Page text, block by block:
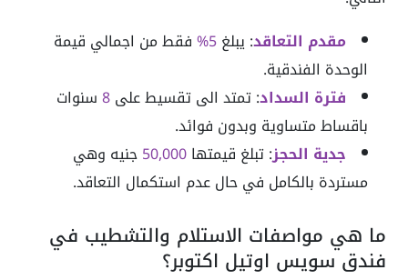
مقدم التعاقد: يبلغ5%
فقط من اجمالي قيمة
الوحدة الفندقية.
فترة السداد: تمتد الى تقسيط على8سنوات
باقساط متساوية وبدون فوائد.
جدية الحجز: تبلغ قيمتها50,000جنيه وهي
مستردة بالكامل في حال عدم استكمال التعاقد.
ما هي مواصفات الاستلام والتشطيب في
فندق سويس اوتيل اكتوبر؟